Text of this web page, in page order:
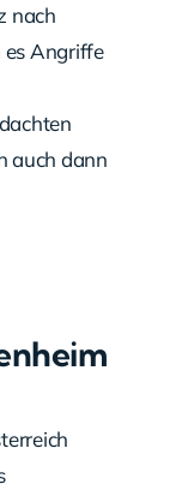
nach
es Angriffe
auch dann